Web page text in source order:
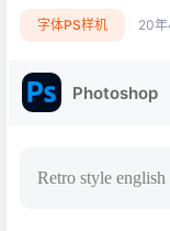
字体PS样机 20年
Photoshop
Retro style